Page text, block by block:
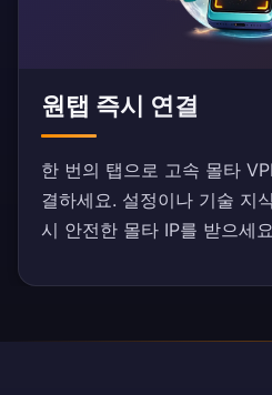
원탭 즉시 연결
한 번의 탭으로 고속 몰타
결하세요. 설정이나 기술 지
시 안전한 몰타 IP를 받으세